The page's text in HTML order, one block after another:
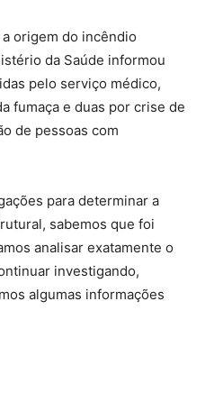
origem do incêndio
da Saúde informou
pelo serviço médico,
fumaça e duas por crise de
de pessoas com
para determinar a
sabemos que foi
analisar exatamente o
investigando,
algumas informações